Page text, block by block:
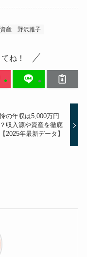
資産 野沢雅子
ね！
の年収は5,000万円
収入源や資産を徹底
2025年最新データ】